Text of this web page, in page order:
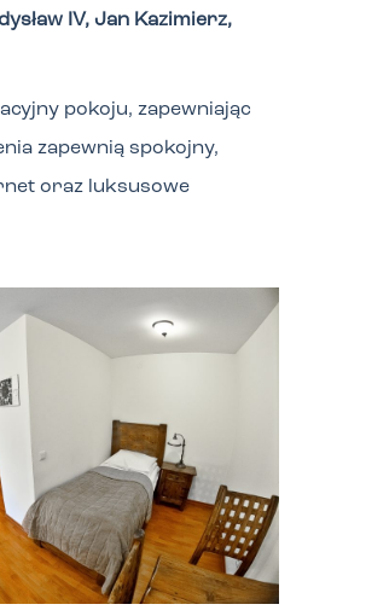
IV, Jan Kazimierz,
pokoju, zapewniając
zapewnią spokojny,
oraz luksusowe